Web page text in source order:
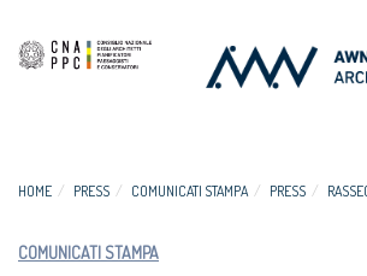
HOME PRESS COMUNICATI STAMPA PRESS
COMUNICATI STAMPA